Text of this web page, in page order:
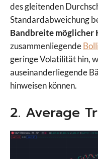
des gleitenden
Standardabweichung
Bandbreite möglicher
zusammenliegende
geringe Volatilität hin,
auseinanderliegende
hinweisen können.
2. Average